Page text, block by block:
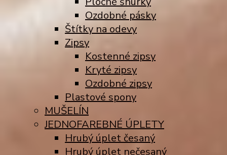
Ozdobné pásky
Štítky na odevy
Zipsy
Kostenné zipsy
Kryté zipsy
Ozdobné zipsy
Plastové spony
MUŠELÍN
JEDNOFAREBNÉ ÚPLETY
Hrubý úplet česaný
Hrubý úplet nečesaný